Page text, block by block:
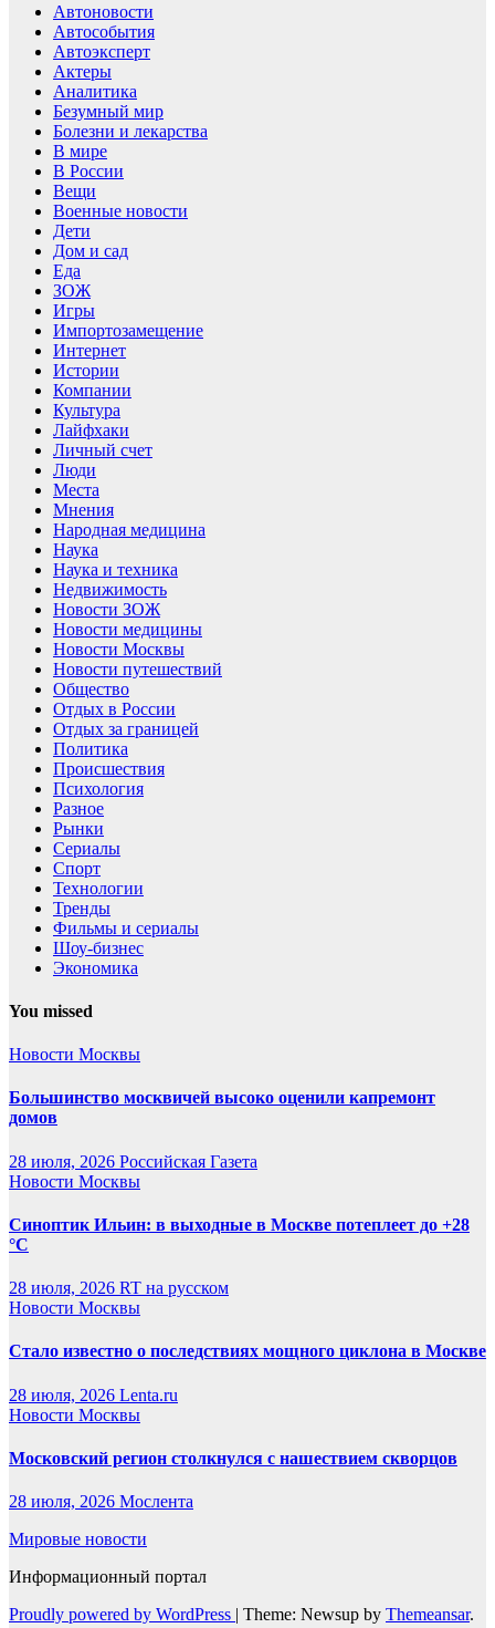
Автоновости
Автособытия
Автоэксперт
Актеры
Аналитика
Безумный мир
Болезни и лекарства
В мире
В России
Вещи
Военные новости
Дети
Дом и сад
Еда
ЗОЖ
Игры
Импортозамещение
Интернет
Истории
Компании
Культура
Лайфхаки
Личный счет
Люди
Места
Мнения
Народная медицина
Наука
Наука и техника
Недвижимость
Новости ЗОЖ
Новости медицины
Новости Москвы
Новости путешествий
Общество
Отдых в России
Отдых за границей
Политика
Происшествия
Психология
Разное
Рынки
Сериалы
Спорт
Технологии
Тренды
Фильмы и сериалы
Шоу-бизнес
Экономика
You missed
Новости Москвы
Большинство москвичей высоко оценили капремонт
домов
28 июля, 2026 Российская Газета
Новости Москвы
Синоптик Ильин: в выходные в Москве потеплеет до +28
°C
28 июля, 2026 RT на русском
Новости Москвы
Стало известно о последствиях мощного циклона в Москве
28 июля, 2026 Lenta.ru
Новости Москвы
Московский регион столкнулся с нашествием скворцов
28 июля, 2026 Мослента
Мировые новости
Информационный портал
Proudly powered by WordPress | Theme: Newsup by Themeansar.